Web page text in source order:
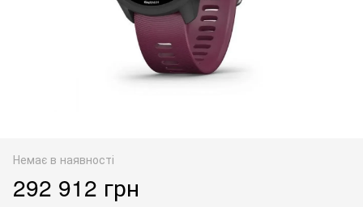
Немає в наявності
292 912 грн